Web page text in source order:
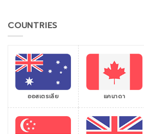
COUNTRIES
ออสเตรเลีย แคนาดา